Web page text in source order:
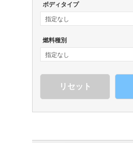
ボディタイプ
燃料種別